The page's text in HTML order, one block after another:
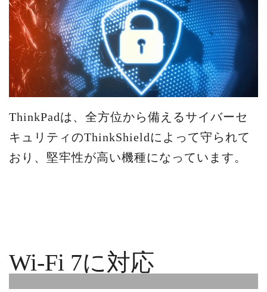
ThinkPadは、全方位から備えるサイバーセ
キュリティのThinkShieldによって守られて
おり、堅牢性が高い機種になっています。
Wi-Fi 7に対応